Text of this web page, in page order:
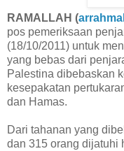
RAMALLAH (
pos pemeriksaan
(18/10/2011) untuk
yang bebas dari
Palestina dibebaskan
kesepakatan
dan Hamas.
Dari tahanan yang
dan 315 orang dijatuhi